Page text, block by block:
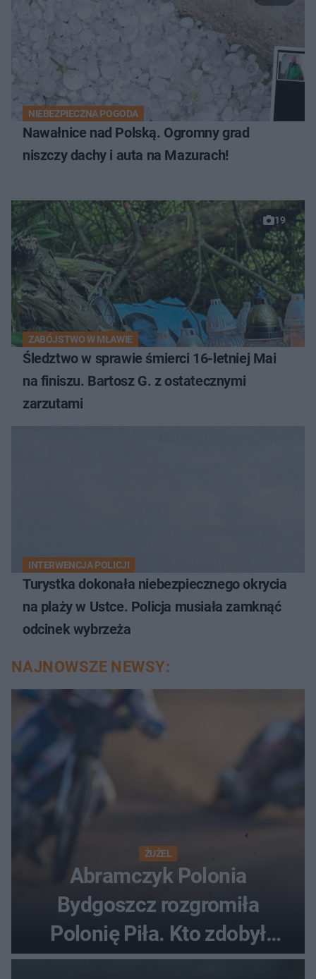
NIEBEZPIECZNA POGODA
Nawałnice nad Polską. Ogromny grad
niszczy dachy i auta na Mazurach!
19
ZABÓJSTWO W MŁAWIE
Śledztwo w sprawie śmierci 16-letniej Mai
na finiszu. Bartosz G. z ostatecznymi
zarzutami
INTERWENCJA POLICJI
Turystka dokonała niebezpiecznego okrycia
na plaży w Ustce. Policja musiała zamknąć
odcinek wybrzeża
NAJNOWSZE NEWSY:
ŻUŻEL
Abramczyk Polonia
Bydgoszcz rozgromiła
Polonię Piła. Kto zdobył
najwięcej punktów?